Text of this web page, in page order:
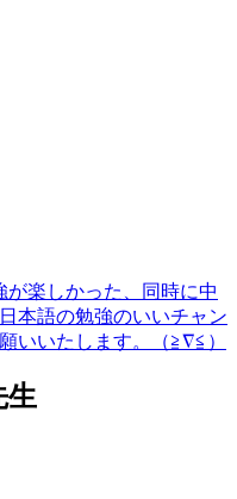
楽しかった、同時に中
本語の勉強のいいチャン
いいたします。（≧∇≦）
生